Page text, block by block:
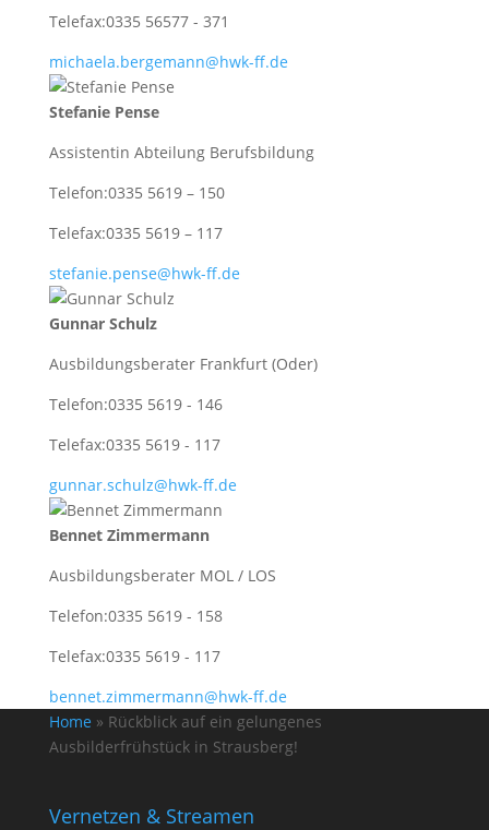
Telefax:0335 56577 - 371
michaela.bergemann@hwk-ff.de
Stefanie Pense
Assistentin Abteilung Berufsbildung
Telefon:0335 5619 – 150
Telefax:0335 5619 – 117
stefanie.pense@hwk-ff.de
Gunnar Schulz
Ausbildungsberater Frankfurt (Oder)
Telefon:0335 5619 - 146
Telefax:0335 5619 - 117
gunnar.schulz@hwk-ff.de
Bennet Zimmermann
Ausbildungsberater MOL / LOS
Telefon:0335 5619 - 158
Telefax:0335 5619 - 117
bennet.zimmermann@hwk-ff.de
Home » Rückblick auf ein gelungenes
Ausbilderfrühstück in Strausberg!
Vernetzen & Streamen